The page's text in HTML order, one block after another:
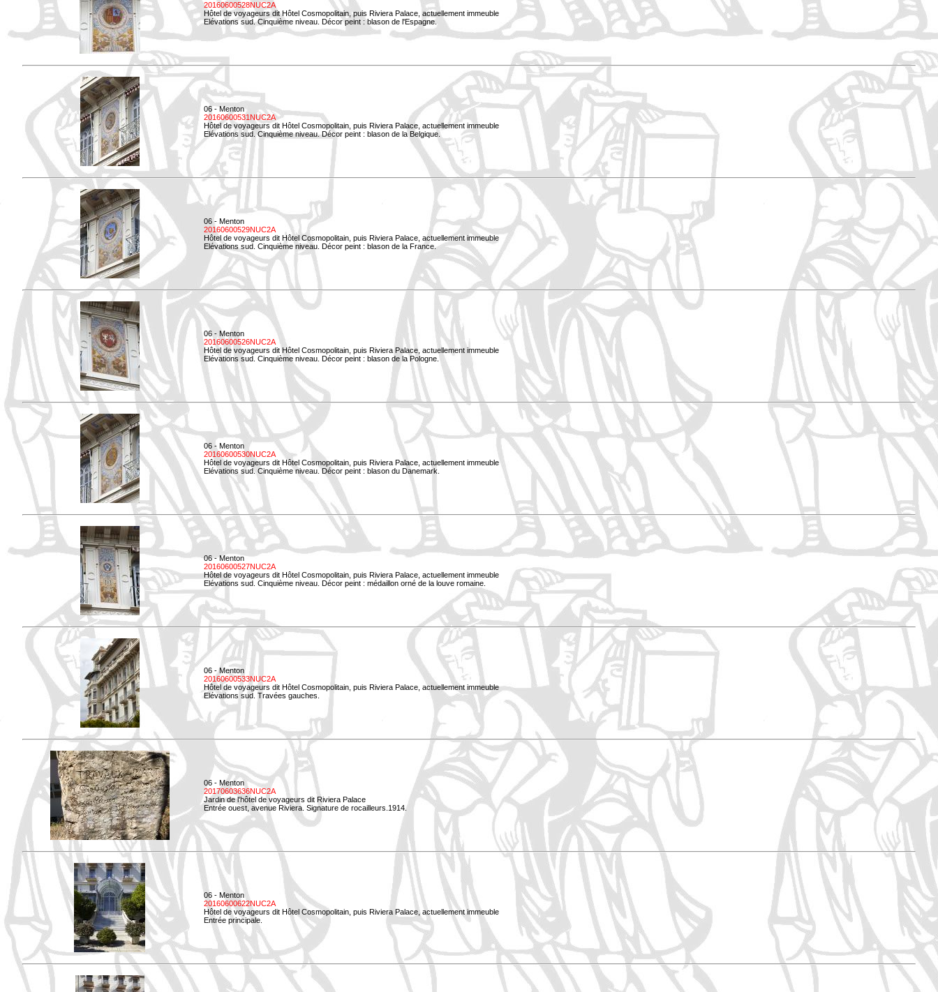
20160600528NUC2A
Hôtel de voyageurs dit Hôtel Cosmopolitain, puis Riviera Palace, actuellement immeuble
Elévations sud. Cinquième niveau. Décor peint : blason de l'Espagne.
06 - Menton
20160600531NUC2A
Hôtel de voyageurs dit Hôtel Cosmopolitain, puis Riviera Palace, actuellement immeuble
Elévations sud. Cinquième niveau. Décor peint : blason de la Belgique.
06 - Menton
20160600529NUC2A
Hôtel de voyageurs dit Hôtel Cosmopolitain, puis Riviera Palace, actuellement immeuble
Elévations sud. Cinquième niveau. Décor peint : blason de la France.
06 - Menton
20160600526NUC2A
Hôtel de voyageurs dit Hôtel Cosmopolitain, puis Riviera Palace, actuellement immeuble
Elévations sud. Cinquième niveau. Décor peint : blason de la Pologne.
06 - Menton
20160600530NUC2A
Hôtel de voyageurs dit Hôtel Cosmopolitain, puis Riviera Palace, actuellement immeuble
Elévations sud. Cinquième niveau. Décor peint : blason du Danemark.
06 - Menton
20160600527NUC2A
Hôtel de voyageurs dit Hôtel Cosmopolitain, puis Riviera Palace, actuellement immeuble
Elévations sud. Cinquième niveau. Décor peint : médaillon orné de la louve romaine.
06 - Menton
20160600533NUC2A
Hôtel de voyageurs dit Hôtel Cosmopolitain, puis Riviera Palace, actuellement immeuble
Elévations sud. Travées gauches.
06 - Menton
20170603636NUC2A
Jardin de l'hôtel de voyageurs dit Riviera Palace
Entrée ouest, avenue Riviera. Signature de rocailleurs.1914.
06 - Menton
20160600622NUC2A
Hôtel de voyageurs dit Hôtel Cosmopolitain, puis Riviera Palace, actuellement immeuble
Entrée principale.